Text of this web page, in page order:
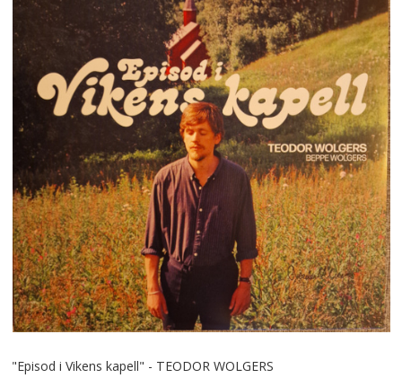
"Episod i Vikens kapell" - TEODOR WOLGERS